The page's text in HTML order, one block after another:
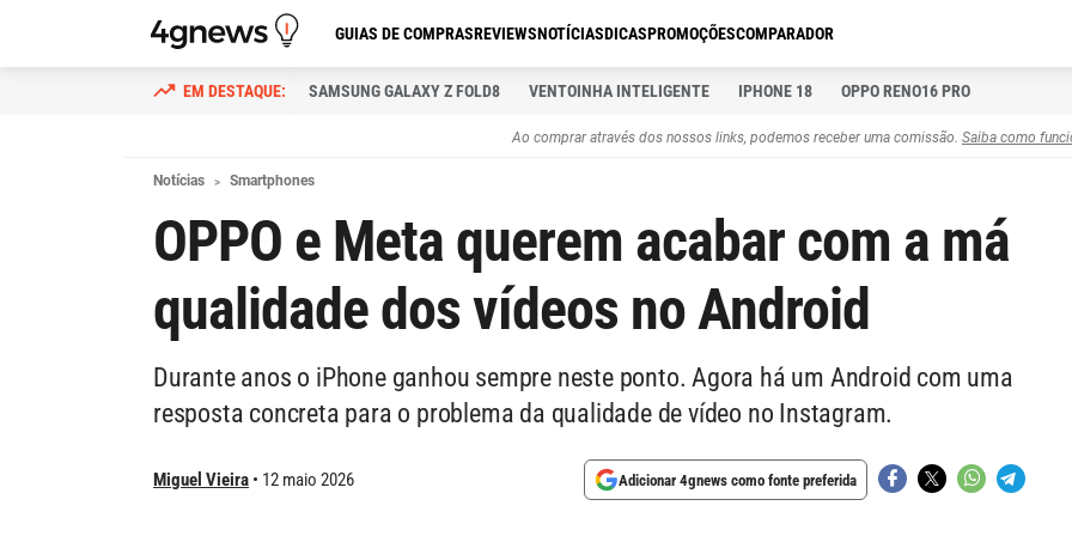
GUIAS DE COMPRASREVIEWSNOTÍCIASDICASPROMOÇÕESCOMPARADOR
SAMSUNG GALAXY Z FOLD8 VENTOINHA INTELIGENTE IPHONE 18 OPPO RENO16 PRO
Ao comprar através dos nossos links, podemos receber uma comissão. Saiba como
Notícias Smartphones
OPPO e Meta querem acabar com a má
qualidade dos vídeos no Android
Durante anos o iPhone ganhou sempre neste ponto. Agora há um Android com uma
resposta concreta para o problema da qualidade de vídeo no Instagram.
Miguel Vieira 12 maio 2026 Adicionar 4gnews como fonte preferida